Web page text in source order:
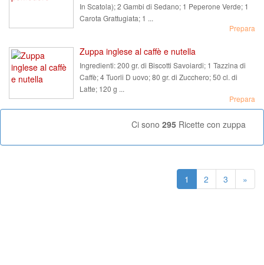
In Scatola); 2 Gambi di Sedano; 1 Peperone Verde; 1
Carota Grattugiata; 1 ...
Prepara
Zuppa inglese al caffè e nutella
Ingredienti:200 gr. di Biscotti Savoiardi; 1 Tazzina di
Caffè; 4 Tuorli D uovo; 80 gr. di Zucchero; 50 cl. di
Latte; 120 g ...
Prepara
Ci sono 295 Ricette con zuppa
1 2 3 »